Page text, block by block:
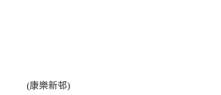
(康樂新邨)